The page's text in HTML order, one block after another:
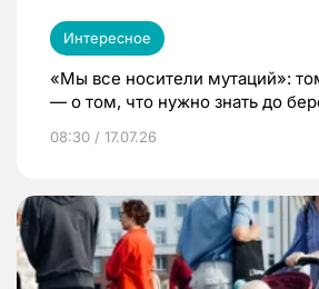
Интересное
«Мы все носители мутаций»:
— о том, что нужно знать до
08:30 / 17.07.26